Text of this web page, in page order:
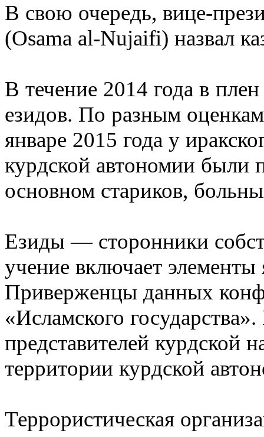
В свою очередь, вице-
(Osama al-Nujaifi) назвал
В течение 2014 года в
езидов. По разным
январе 2015 года у
курдской автономии были
основном стариков,
Езиды — сторонники
учение включает элементы
Приверженцы данных
«Исламского
представителей курдской
территории курдской
Террористическая